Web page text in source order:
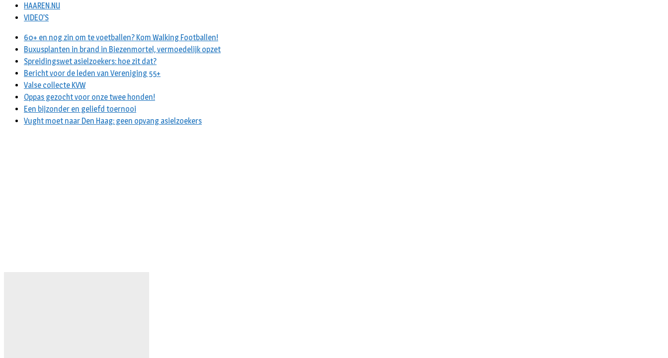
HAAREN.NU
VIDEO’S
60+ en nog zin om te voetballen? Kom Walking Footballen!
Buxusplanten in brand in Biezenmortel, vermoedelijk opzet
Spreidingswet asielzoekers: hoe zit dat?
Bericht voor de leden van Vereniging 55+
Valse collecte KVW
Oppas gezocht voor onze twee honden!
Een bijzonder en geliefd toernooi
Vught moet naar Den Haag: geen opvang asielzoekers